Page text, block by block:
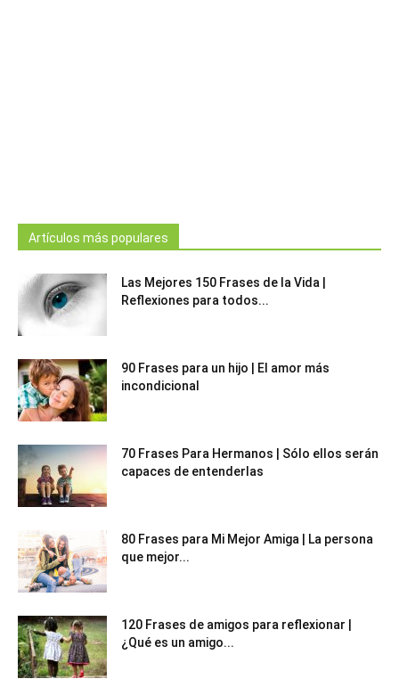
Artículos más populares
Las Mejores 150 Frases de la Vida |
Reflexiones para todos...
90 Frases para un hijo | El amor más
incondicional
70 Frases Para Hermanos | Sólo ellos serán
capaces de entenderlas
80 Frases para Mi Mejor Amiga | La persona
que mejor...
120 Frases de amigos para reflexionar |
¿Qué es un amigo...